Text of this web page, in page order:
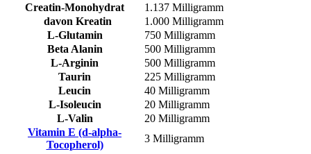
Creatin-Monohydrat
1.137 Milligramm
davon Kreatin
1.000 Milligramm
L-Glutamin
750 Milligramm
Beta Alanin
500 Milligramm
L-Arginin
500 Milligramm
Taurin
225 Milligramm
Leucin
40 Milligramm
L-Isoleucin
20 Milligramm
L-Valin
20 Milligramm
Vitamin E (d-alpha-
Tocopherol)
3 Milligramm